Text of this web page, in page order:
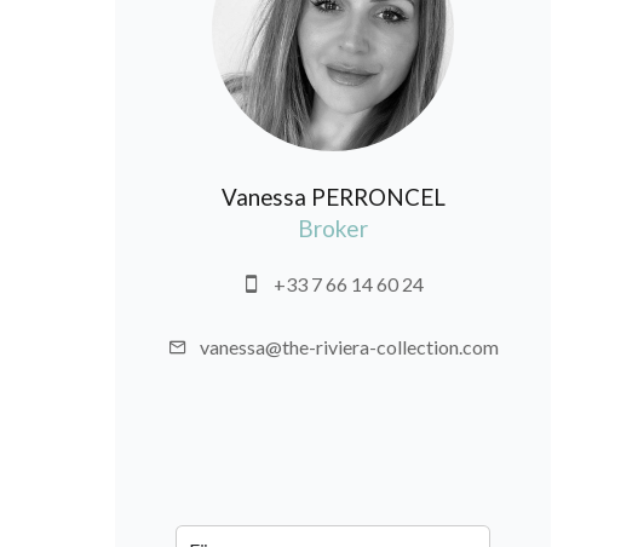
Vanessa PERRONCEL
Broker
+33 7 66 14 60 24
vanessa@the-riviera-collection.com